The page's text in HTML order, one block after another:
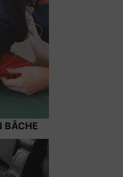
BÂCHE